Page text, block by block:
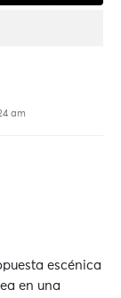
am
escénica
en una